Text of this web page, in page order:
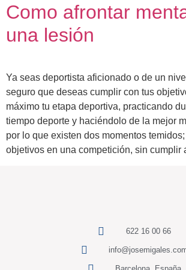
Como afrontar
una lesión
Ya seas deportista aficionado o de un
seguro que deseas cumplir con tus
máximo tu etapa deportiva, practicando
tiempo deporte y haciéndolo de la mejor
por lo que existen dos momentos
objetivos en una competición, sin cumplir
622 16 00 66